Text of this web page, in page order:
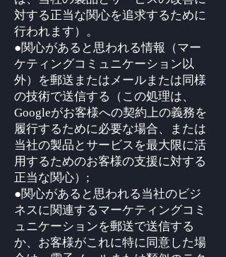
対する正当な関心を追求するために
行われます）。
●関心があると思われる情報（マー
ケティングコミュニケーション以
外）を郵送またはメールまたは同様
の技術で送信する（この処理は、
Googleがお客様への契約上の義務を
履行するために必要な場合、または
当社の製品とサービスを最大限に活
用するためのお客様の支援に対する
正当な関心）;
●関心があると思われる当社のビジ
ネスに関連するマーケティングコミ
ュニケーションを郵送で送信する
か、お客様がこれに特に同意した場